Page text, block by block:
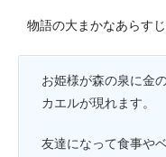
物語の大まかなあらす
お姫様が森の泉に金
カエルが現れます。
友達になって食事や